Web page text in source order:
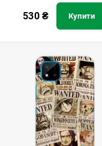
530₴ Купити